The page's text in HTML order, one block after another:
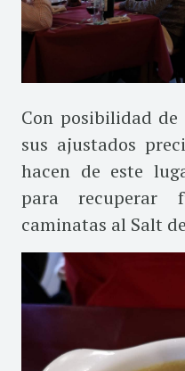
Con posibilidad
sus ajustados
hacen de este
para recuperar
caminatas al Salt